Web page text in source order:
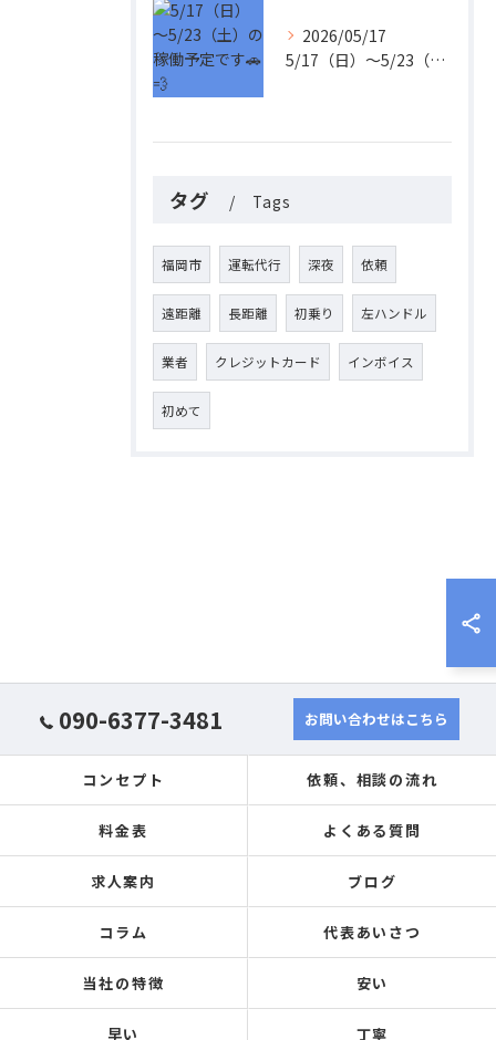
2026/05/17
5/17（日）〜5/23（土）の稼働予定です🚗💨
タグ Tags
福岡市 運転代行 深夜 依頼
遠距離 長距離 初乗り 左ハンドル
業者 クレジットカード インボイス
初めて
090-6377-3481 お問い合わせはこちら
コンセプト 依頼、相談の流れ
料金表 よくある質問
求人案内 ブログ
コラム 代表あいさつ
当社の特徴 安い
早い 丁寧